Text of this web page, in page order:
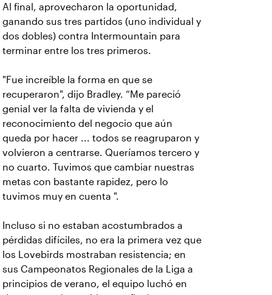
Al final, aprovecharon la oportunidad,
ganando sus tres partidos (uno individual y
dos dobles) contra Intermountain para
terminar entre los tres primeros.
"Fue increíble la forma en que se
recuperaron", dijo Bradley. “Me pareció
genial ver la falta de vivienda y el
reconocimiento del negocio que aún
queda por hacer ... todos se reagruparon y
volvieron a centrarse. Queríamos tercero y
no cuarto. Tuvimos que cambiar nuestras
metas con bastante rapidez, pero lo
tuvimos muy en cuenta ".
Incluso si no estaban acostumbrados a
pérdidas difíciles, no era la primera vez que
los Lovebirds mostraban resistencia; en
sus Campeonatos Regionales de la Liga a
principios de verano, el equipo luchó en